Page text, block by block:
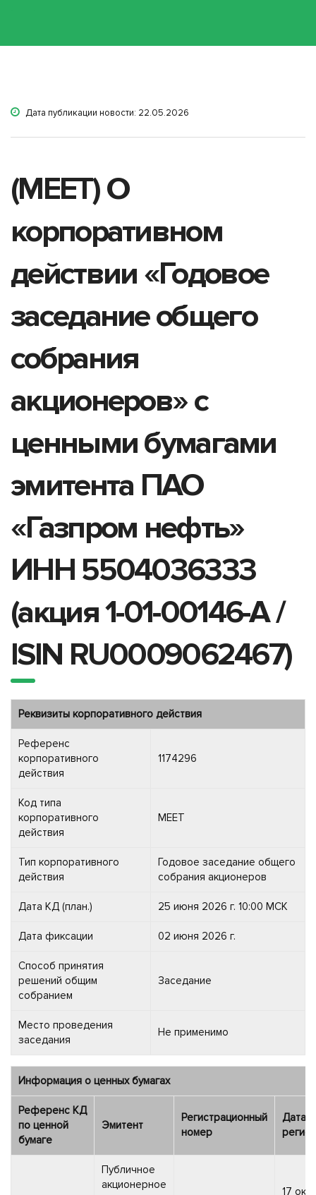
Дата публикации новости: 22.05.2026
(MEET) О
корпоративном
действии «Годовое
заседание общего
собрания
акционеров» с
ценными бумагами
эмитента ПАО
«Газпром нефть»
ИНН 5504036333
(акция 1-01-00146-A /
ISIN RU0009062467)
Реквизиты корпоративного действия
Референс
корпоративного
действия
1174296
Код типа
корпоративного
действия
MEET
Тип корпоративного
действия
Годовое заседание общего
собрания акционеров
Дата КД (план.) 25 июня 2026 г. 10:00 МСК
Дата фиксации 02 июня 2026 г.
Способ принятия
решений общим
собранием
Заседание
Место проведения
заседания
Не применимо
Информация о ценных бумагах
Референс КД
по ценной
бумаге
Эмитент
Регистрационный
номер
Дата
Публичное
акционерное
17